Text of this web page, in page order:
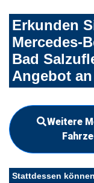
Erkunden
Mercedes-
Bad
Angebot an
Weitere
Stattdessen